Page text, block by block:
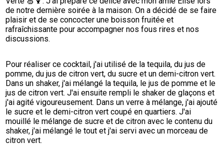
de notre dernière soirée à la maison. On a décidé de se faire
plaisir et de se concocter une boisson fruitée et
rafraîchissante pour accompagner nos fous rires et nos
discussions.
Pour réaliser ce cocktail, j'ai utilisé de la tequila, du jus de
pomme, du jus de citron vert, du sucre et un demi-citron vert.
Dans un shaker, j'ai mélangé la tequila, le jus de pomme et le
jus de citron vert. J'ai ensuite rempli le shaker de glaçons et
j'ai agité vigoureusement. Dans un verre à mélange, j'ai ajouté
le sucre et le demi-citron vert coupé en quartiers. J'ai
mouillé le mélange de sucre et de citron avec le contenu du
shaker, j'ai mélangé le tout et j'ai servi avec un morceau de
citron vert.